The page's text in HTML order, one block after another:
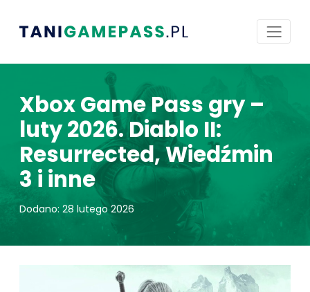
Xbox Game Pass gry –
luty 2026. Diablo II:
Resurrected, Wiedźmin
3 i inne
Dodano: 28 lutego 2026